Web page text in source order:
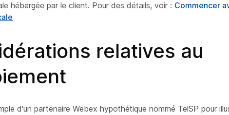
hébergée par le client. Pour des détails, voir : Commencer
relatives au
d'un partenaire Webex hypothétique nommé TelSP pour